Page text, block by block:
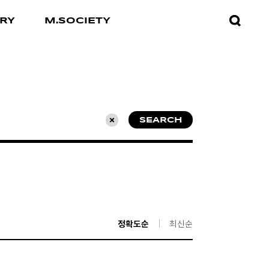
M.SOCIETY
초기화 SEARCH
정확도순 최신순